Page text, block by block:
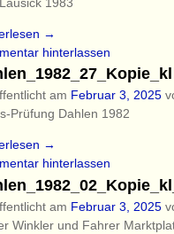
→
hinterlassen
am Februar 3, 2025
Prüfung Dahlen 1982
→
hinterlassen
am Februar 3, 2025
Winkler und Fahrer